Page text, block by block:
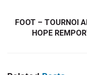
FOOT – TOURNOI
HOPE